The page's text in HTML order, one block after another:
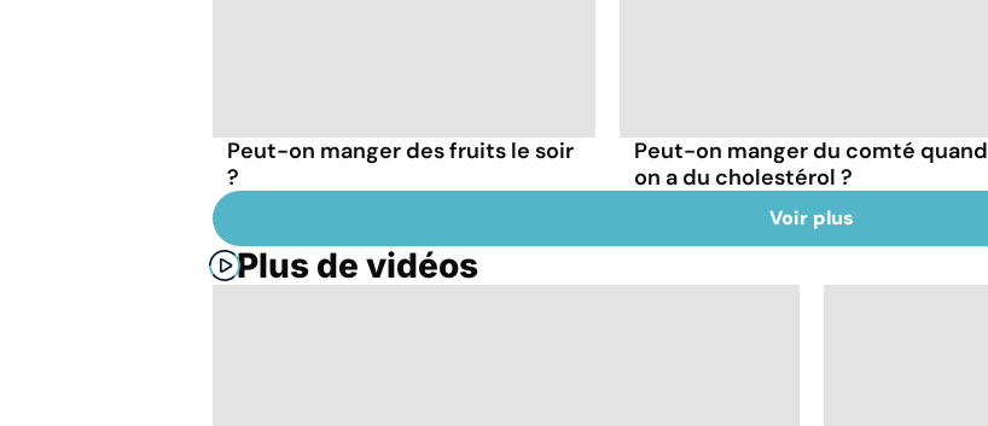
Peut-on manger des fruits le soir
?
Peut-on manger du comté quand
on a du cholestérol ?
Voir plus
Plus de vidéos